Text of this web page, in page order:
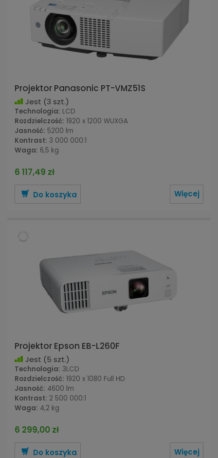
Projektor Panasonic PT-VMZ51S
Jest (3 szt.)
Technologia: LCD
Rozdzielczość: 1920 x 1200 WUXGA
Jasność: 5200 lm
Kontrast: 3 000 000:1
Waga: 6,5 kg
6 117,49 zł
Do koszyka Więcej
Projektor Epson EB-L260F
Jest (5 szt.)
Technologia: 3LCD
Rozdzielczość: 1920 x 1080 Full HD
Jasność: 4600 lm
Kontrast: 2 500 000:1
Waga: 4,2 kg
6 299,00 zł
Do koszyka Więcej